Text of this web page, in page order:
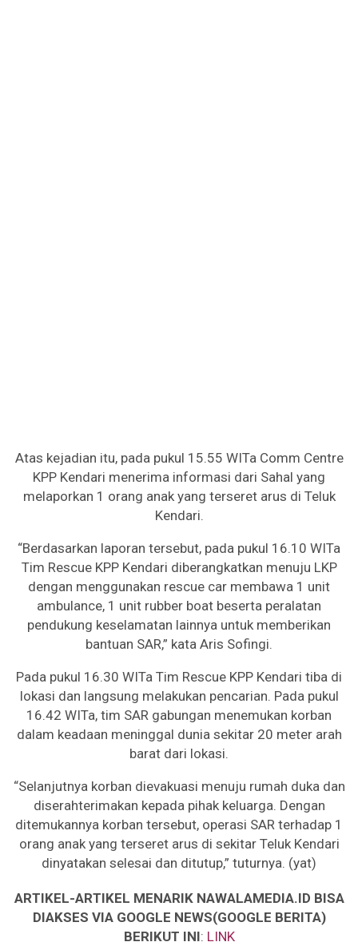
Atas kejadian itu, pada pukul 15.55 WITa Comm Centre
KPP Kendari menerima informasi dari Sahal yang
melaporkan 1 orang anak yang terseret arus di Teluk
Kendari.
“Berdasarkan laporan tersebut, pada pukul 16.10 WITa
Tim Rescue KPP Kendari diberangkatkan menuju LKP
dengan menggunakan rescue car membawa 1 unit
ambulance, 1 unit rubber boat beserta peralatan
pendukung keselamatan lainnya untuk memberikan
bantuan SAR,” kata Aris Sofingi.
Pada pukul 16.30 WITa Tim Rescue KPP Kendari tiba di
lokasi dan langsung melakukan pencarian. Pada pukul
16.42 WITa, tim SAR gabungan menemukan korban
dalam keadaan meninggal dunia sekitar 20 meter arah
barat dari lokasi.
“Selanjutnya korban dievakuasi menuju rumah duka dan
diserahterimakan kepada pihak keluarga. Dengan
ditemukannya korban tersebut, operasi SAR terhadap 1
orang anak yang terseret arus di sekitar Teluk Kendari
dinyatakan selesai dan ditutup,” tuturnya. (yat)
ARTIKEL-ARTIKEL MENARIK NAWALAMEDIA.ID BISA
DIAKSES VIA GOOGLE NEWS(GOOGLE BERITA)
BERIKUT INI: LINK